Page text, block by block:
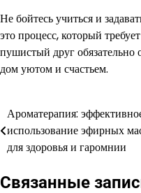
Не бойтесь учиться и
это процесс, который
пушистый друг обязательно
дом уютом и счастьем.
Навигация
по
Ароматерапия:
использование эфирных
для здоровья и гаромнии
Связанные